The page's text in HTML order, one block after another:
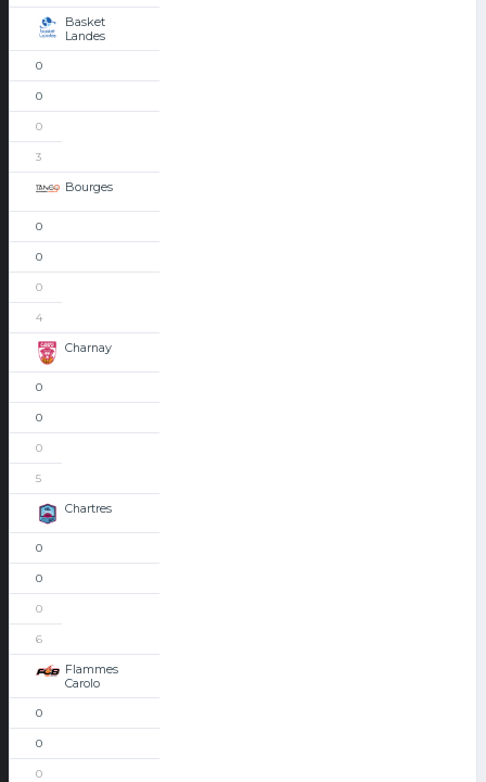
Basket
Landes
0
0
0
3
Bourges
0
0
0
4
Charnay
0
0
0
5
Chartres
0
0
0
6
Flammes
Carolo
0
0
0